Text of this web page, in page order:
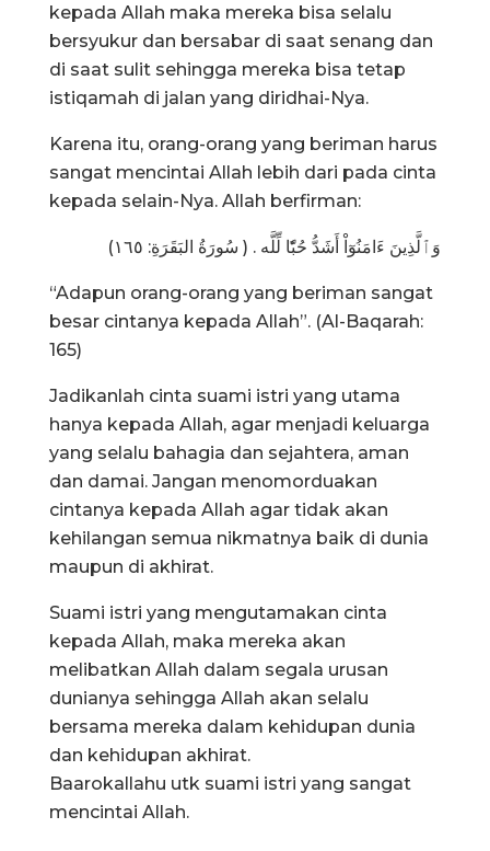
kepada Allah maka mereka bisa selalu
bersyukur dan bersabar di saat senang dan
di saat sulit sehingga mereka bisa tetap
istiqamah di jalan yang diridhai-Nya.
Karena itu, orang-orang yang beriman harus
sangat mencintai Allah lebih dari pada cinta
kepada selain-Nya. Allah berfirman:
وَٱلَّذِينَ ءَامَنُوٓاْ أَشَدُّ حُبّٗا لِّلَّه . ( سُورَةُ البَقَرَةِ: ١٦٥)
“Adapun orang-orang yang beriman sangat
besar cintanya kepada Allah”. (Al-Baqarah:
165)
Jadikanlah cinta suami istri yang utama
hanya kepada Allah, agar menjadi keluarga
yang selalu bahagia dan sejahtera, aman
dan damai. Jangan menomorduakan
cintanya kepada Allah agar tidak akan
kehilangan semua nikmatnya baik di dunia
maupun di akhirat.
Suami istri yang mengutamakan cinta
kepada Allah, maka mereka akan
melibatkan Allah dalam segala urusan
dunianya sehingga Allah akan selalu
bersama mereka dalam kehidupan dunia
dan kehidupan akhirat.
Baarokallahu utk suami istri yang sangat
mencintai Allah.